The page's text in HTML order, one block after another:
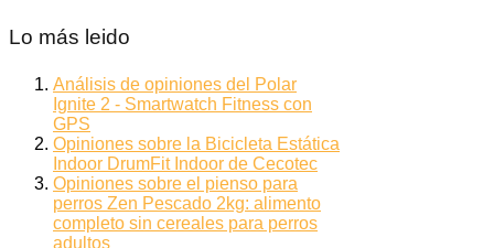
Lo más leido
Análisis de opiniones del Polar
Ignite 2 - Smartwatch Fitness con
GPS
Opiniones sobre la Bicicleta Estática
Indoor DrumFit Indoor de Cecotec
Opiniones sobre el pienso para
perros Zen Pescado 2kg: alimento
completo sin cereales para perros
adultos